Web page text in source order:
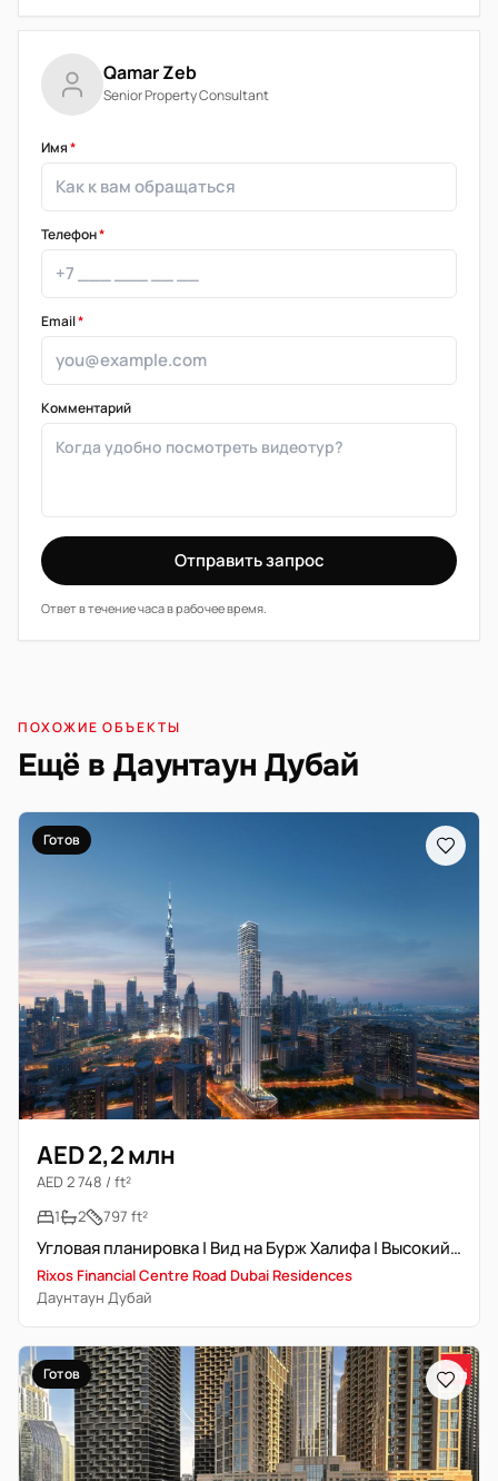
Qamar Zeb
Senior Property Consultant
Имя*
Телефон*
Email*
Комментарий
Отправить запрос
Ответ в течение часа в рабочее время.
ПОХОЖИЕ ОБЪЕКТЫ
Ещё в Даунтаун Дубай
Готов
AED 2,2 млн
AED 2 748 / ft²
1
2 797 ft²
Угловая планировка | Вид на Бурж Халифа | Высокий-средний этаж
Rixos Financial Centre Road Dubai Residences
Даунтаун Дубай
Готов